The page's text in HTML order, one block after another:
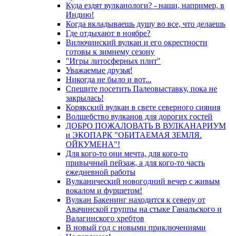
Куда ездят вулканологи? - наши, например, в
Индию!
Когда вкладываешь душу во все, что делаешь
Где отдыхают в ноябре?
Вилючинский вулкан и его окрестности
готовы к зимнему сезону
"Игры литосферных плит"
Уважаемые друзья!
Никогда не было и вот...
Спешите посетить Палеовыставку, пока не
закрылась!
Корякский вулкан в свете северного сияния
Волшебство вулканов для дорогих гостей
ДОБРО ПОЖАЛОВАТЬ В ВУЛКАНАРИУМ
и ЭКОПАРК "ОБИТАЕМАЯ ЗЕМЛЯ.
ОЙКУМЕНА"!
Для кого-то они мечта, для кого-то
привычный пейзаж, а для кого-то часть
ежедневной работы
Вулканический новогодний вечер с живым
вокалом и фуршетом!
Вулкан Бакенинг находится к северу от
Авачинской группы на стыке Ганальского и
Валагинского хребтов
В новый год с новыми приключениями